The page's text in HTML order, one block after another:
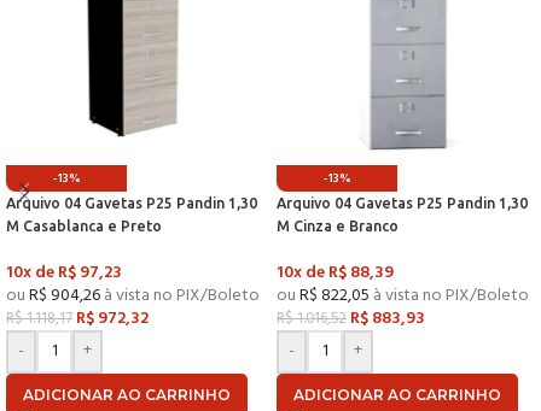
-13%
Arquivo 04 Gavetas P25 Pandin 1,30
M Casablanca e Preto
10x deR$97,23
ouR$ 904,26à vista no PIX/Boleto
R$1.118,17 R$972,32
-
+
ADICIONAR AO CARRINHO
-13%
Arquivo 04 Gavetas P25 Pandin 1,30
M Cinza e Branco
10x deR$88,39
ouR$822,05 à vista no PIX/Boleto
R$1.016,52 R$883,93
-
+
ADICIONAR AO CARRINHO